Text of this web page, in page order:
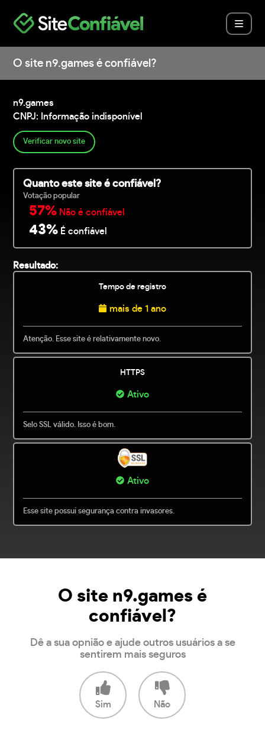
O site n9.games é confiável?
n9.games
CNPJ: Informação indisponível
Verificar novo site
Quanto este site é confiável?
Votação popular
57% Não é confiável
43% É confiável
Resultado:
Tempo de registro
mais de 1 ano
Atenção. Esse site é relativamente novo.
HTTPS
Ativo
Selo SSL válido. Isso é bom.
Ativo
Esse site possui segurança contra invasores.
O site n9.games é
confiável?
Dê a sua opnião e ajude outros usuários a se
sentirem mais seguros
Sim Não